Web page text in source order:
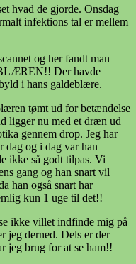
hvad de gjorde. Onsdag
infektions tal er mellem
og her fandt man
Der havde
i hans galdeblære.
tømt ud for betændelse
ligger nu med et dræn ud
gennem drop. Jeg har
dag og i dag var han
ikke så godt tilpas. Vi
gang og han snart vil
han også snart har
kun 1 uge til det!!
ikke villet indfinde mig på
jeg derned. Dels er der
jeg brug for at se ham!!